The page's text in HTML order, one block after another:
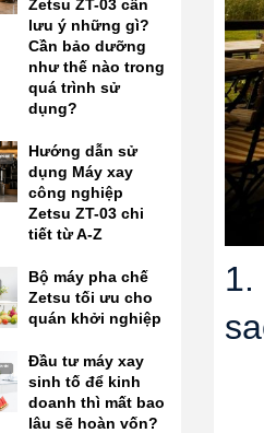
1.
Zetsu ZT-03 cần
lưu ý những gì?
Cần bảo dưỡng
như thế nào trong
quá trình sử
dụng?
Hướng dẫn sử
dụng Máy xay
công nghiệp
Zetsu ZT-03 chi
tiết từ A-Z
Bộ máy pha chế
Zetsu tối ưu cho
quán khởi nghiệp
Đầu tư máy xay
sinh tố để kinh
doanh thì mất bao
lâu sẽ hoàn vốn?